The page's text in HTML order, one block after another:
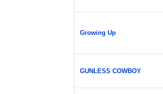
Growing Up
GUNLESS COWBOY